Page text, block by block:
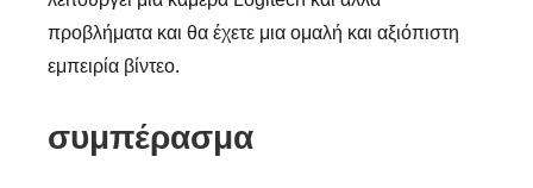
προβλήματα και θα έχετε μια ομαλή και αξιόπιστη
εμπειρία βίντεο.
συμπέρασμα